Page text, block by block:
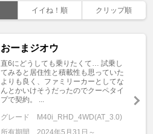
イイね！順 クリップ順
おーまジオウ
直6にどうしても乗りたくて… 試乗し
てみると居住性と積載性も思っていた
よりも良く、ファミリーカーとしてな
んとかいけそうだったのでクーペタイ
プで契約。 ...
グレード
M40i_RHD_4WD(AT_3.0)
所有期間
2024年5月31日～